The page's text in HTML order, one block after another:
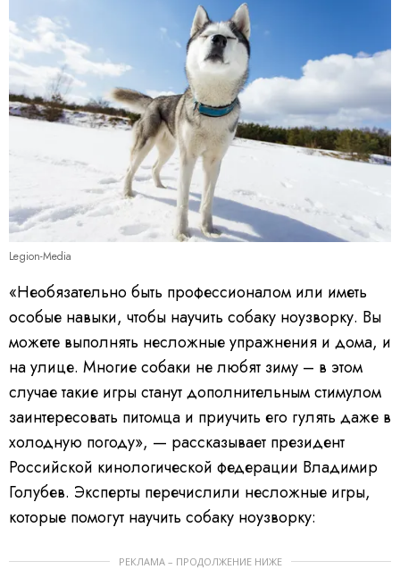
Legion-Media
«Необязательно быть профессионалом или иметь
особые навыки, чтобы научить собаку ноузворку. Вы
можете выполнять несложные упражнения и дома, и
на улице. Многие собаки не любят зиму – в этом
случае такие игры станут дополнительным стимулом
заинтересовать питомца и приучить его гулять даже в
холодную погоду», — рассказывает президент
Российской кинологической федерации Владимир
Голубев. Эксперты перечислили несложные игры,
которые помогут научить собаку ноузворку:
РЕКЛАМА – ПРОДОЛЖЕНИЕ НИЖЕ